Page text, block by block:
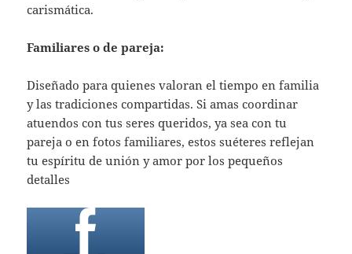
carismática.
Familiares o de pareja:
Diseñado para quienes valoran el tiempo en familia
y las tradiciones compartidas. Si amas coordinar
atuendos con tus seres queridos, ya sea con tu
pareja o en fotos familiares, estos suéteres reflejan
tu espíritu de unión y amor por los pequeños
detalles